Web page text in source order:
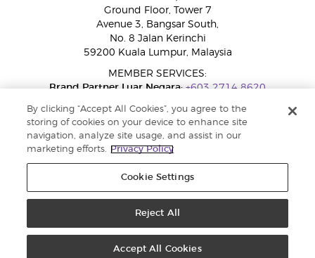
Ground Floor, Tower 7
Avenue 3, Bangsar South,
No. 8 Jalan Kerinchi
59200 Kuala Lumpur, Malaysia
MEMBER SERVICES:
Brand Partner Luar Negara:+603 2714 8620
WhatsApp:
+60 15 4600 0691
By clicking “Accept All Cookies”, you agree to the
storing of cookies on your device to enhance site
navigation, analyze site usage, and assist in our
marketing efforts.
Privacy Policy
Cookie Settings
Reject All
Accept All Cookies